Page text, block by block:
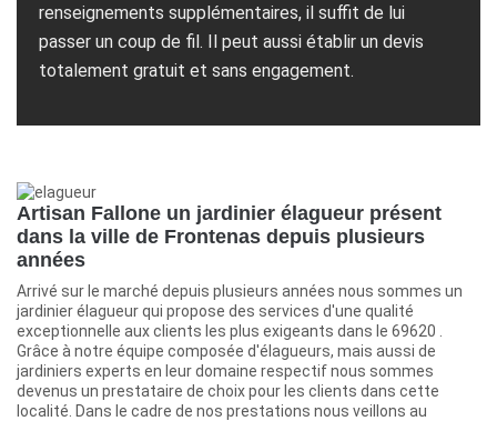
renseignements supplémentaires, il suffit de lui
passer un coup de fil. Il peut aussi établir un devis
totalement gratuit et sans engagement.
Artisan Fallone un jardinier élagueur présent
dans la ville de Frontenas depuis plusieurs
années
Arrivé sur le marché depuis plusieurs années nous sommes un
jardinier élagueur qui propose des services d'une qualité
exceptionnelle aux clients les plus exigeants dans le 69620 .
Grâce à notre équipe composée d'élagueurs, mais aussi de
jardiniers experts en leur domaine respectif nous sommes
devenus un prestataire de choix pour les clients dans cette
localité. Dans le cadre de nos prestations nous veillons au